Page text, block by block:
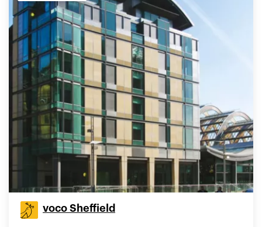
voco Sheffield